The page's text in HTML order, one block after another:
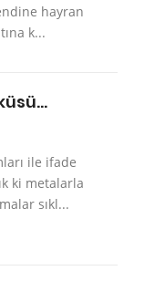
hayran
k...
ile ifade
ki metalarla
sıkl...